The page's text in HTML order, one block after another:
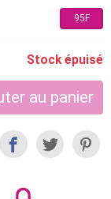
95F
Stock épuisé
au panier